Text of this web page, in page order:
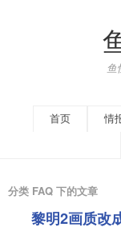
鱼
首页 情
分类 FAQ 下的文章
黎明2画质改